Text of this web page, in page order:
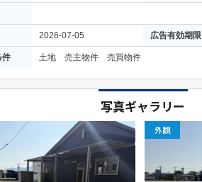
2026-07-05 広告有効期限
件 土地 売主物件 売買物件
写真ギャラリー
外観